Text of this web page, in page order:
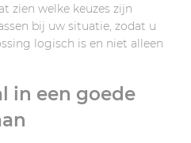
zien welke keuzes zijn
bij uw situatie, zodat u
logisch is en niet alleen
in een goede